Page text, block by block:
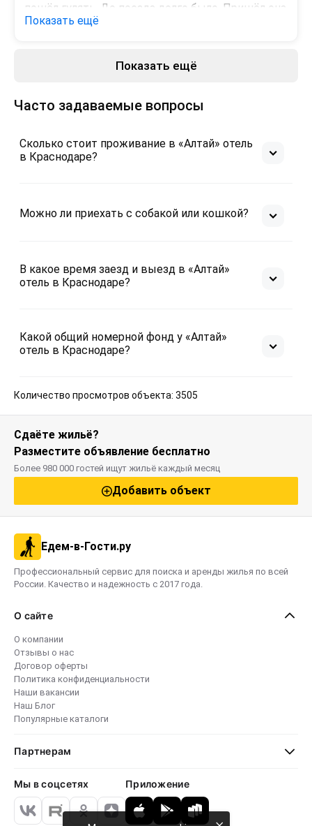
пошёл гулять. До поезда долго было. Пришёл она
открыта.
Показать ещё
Показать ещё
Часто задаваемые вопросы
Сколько стоит проживание в «Алтай» отель
в Краснодаре?
Можно ли приехать с собакой или кошкой?
В какое время заезд и выезд в «Алтай»
отель в Краснодаре?
Какой общий номерной фонд у «Алтай»
отель в Краснодаре?
Количество просмотров объекта: 3505
Сдаёте жильё?
Разместите объявление бесплатно
Более 980 000 гостей ищут жильё каждый месяц
Добавить объект
Едем-в-Гости.ру
Профессиональный сервис для поиска и аренды жилья по всей
России. Качество и надежность с 2017 года.
О сайте
О компании
Отзывы о нас
Договор оферты
Политика конфиденциальности
Наши вакансии
Наш Блог
Популярные каталоги
Партнерам
Мы в соцсетях Приложение